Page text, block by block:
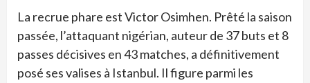
La recrue phare est Victor Osimhen. Prêté la saison
passée, l’attaquant nigérian, auteur de 37 buts et 8
passes décisives en 43 matches, a définitivement
posé ses valises à Istanbul. Il figure parmi les